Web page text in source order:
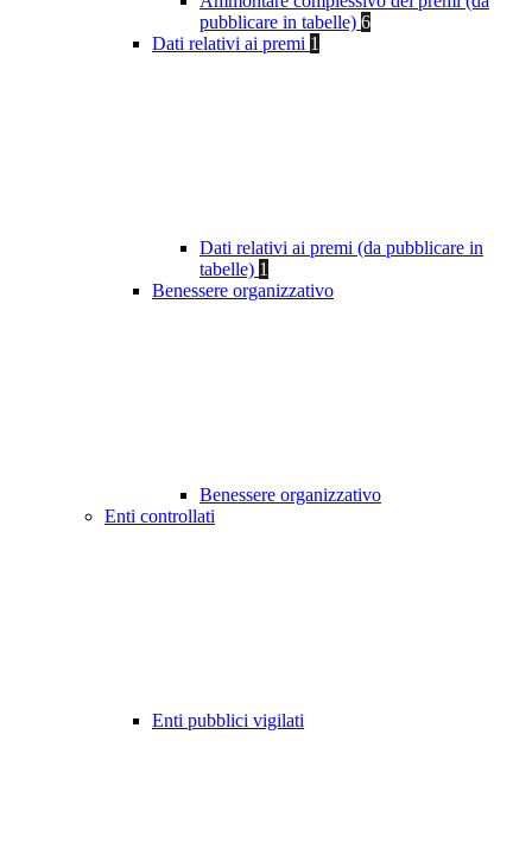
pubblicare in tabelle) 6
Dati relativi ai premi 1
Dati relativi ai premi (da pubblicare in
tabelle) 1
Benessere organizzativo
Benessere organizzativo
Enti controllati
Enti pubblici vigilati